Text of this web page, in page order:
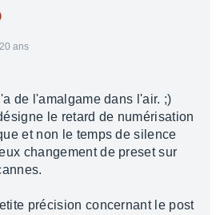
ans
de l'amalgame dans l'air. ;)
le retard de numérisation
et non le temps de silence
changement de preset sur
précision concernant le post